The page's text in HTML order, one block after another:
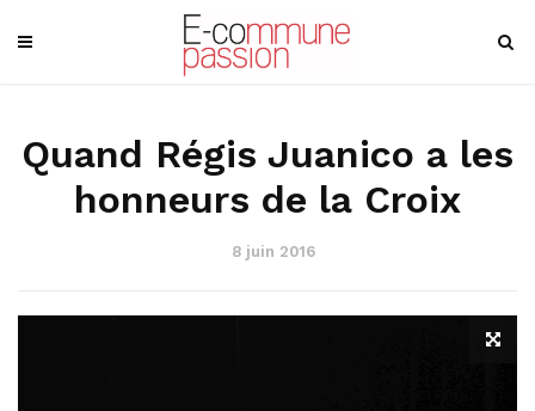
Quand Régis Juanico a les
honneurs de la Croix
8 juin 2016